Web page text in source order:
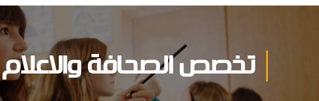
تخصص الصحافة والاعلام